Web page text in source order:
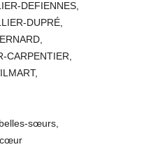
DEFIENNES,
DUPRÉ,
sœurs,
cœur